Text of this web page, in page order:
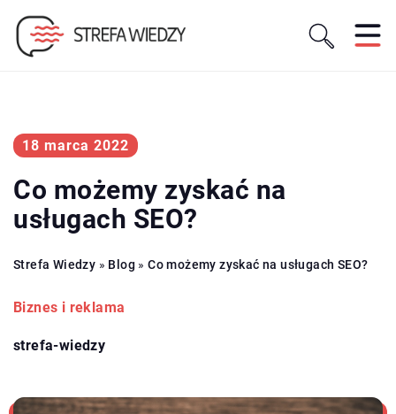
18 marca 2022
Co możemy zyskać na
usługach SEO?
Strefa Wiedzy » Blog »Co możemy zyskać na usługach SEO?
Biznes i reklama
strefa-wiedzy